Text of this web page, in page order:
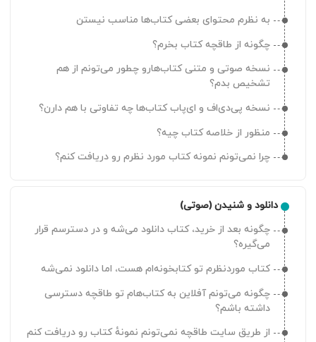
چرا کتاب‌هایی که خریده بودم رو تو کتابخونه‌ام نمی‌بینم؟
چرا نمی‌تونم شماره موبایل/ایمیلم رو تو حساب کاربری‌ام
ثبت کنم؟
چطور می‌تونم اعتبار طاقچه رو به دوستم هدیه بدم؟
چطور اشتراک بی‌نهایت بخرم؟
به جای نسخه صوتی نسخه متنی کتاب رو خریدم میشه برام
تعویض کنید؟
از خارج ایران هم امکان خرید از طاقچه وجود داره؟
چرا سبد خرید ندارید؟
چطور می‌تونم کتاب موردنظرم رو تو برنامه پیدا کنم؟
امکان خرید نسخه چاپی کتاب‌ها از طاقچه وجود داره؟
میشه خریدم رو لغو کنید و مبلغ رو به حسابم برگردونید؟
میشه اشتراکم رو لغو کنید و مبلغش رو به حسابم
برگردونید؟
امکان ارسال فوری دستگاه کتابخوان وجود داره؟
کجا می‌تونم دستگاه‌های کتابخوانی که دارید رو ببینم؟
به نظرم محتوای بعضی کتاب‌ها مناسب نیستن
چگونه از طاقچه کتاب بخرم؟
نسخه صوتی و متنی کتاب‌هارو چطور می‌تونم از هم
تشخیص بدم؟
نسخه پی‌دی‌اف و ای‌پاب کتاب‌ها چه تفاوتی با هم دارن؟
منظور از خلاصه کتاب چیه؟
چرا نمی‌تونم نمونه کتاب مورد نظرم رو دریافت کنم؟
دانلود و شنیدن (صوتی)
چگونه بعد از خرید، کتاب دانلود می‌شه و در دسترسم قرار
می‌گیره؟
کتاب موردنظرم تو کتابخونه‌ام هست، اما دانلود نمی‌شه
چگونه می‌تونم آفلاین به کتاب‌هام تو طاقچه دسترسی
داشته باشم؟
از طریق سایت طاقچه نمی‌تونم نمونهٔ کتاب رو دریافت کنم